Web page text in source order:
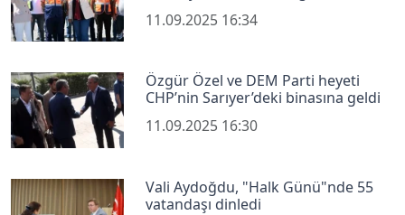
11.09.2025 16:34
Özgür Özel ve DEM Parti heyeti
CHP’nin Sarıyer’deki binasına geldi
11.09.2025 16:30
Vali Aydoğdu, "Halk Günü"nde 55
vatandaşı dinledi